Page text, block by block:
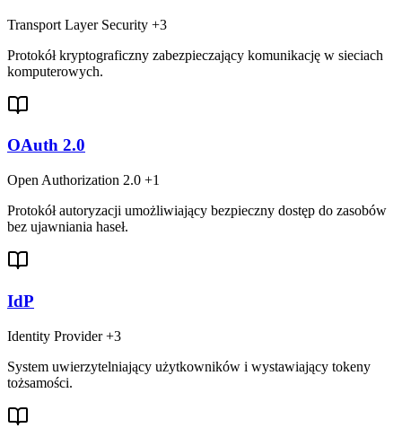
Transport Layer Security +3
Protokół kryptograficzny zabezpieczający komunikację w sieciach
komputerowych.
OAuth 2.0
Open Authorization 2.0 +1
Protokół autoryzacji umożliwiający bezpieczny dostęp do zasobów
bez ujawniania haseł.
IdP
Identity Provider +3
System uwierzytelniający użytkowników i wystawiający tokeny
tożsamości.